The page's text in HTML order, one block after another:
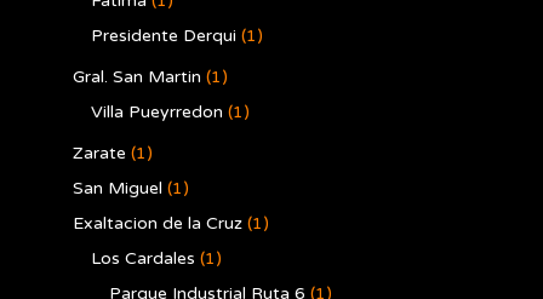
Presidente Derqui (1)
Gral. San Martin (1)
Villa Pueyrredon (1)
Zarate (1)
San Miguel (1)
Exaltacion de la Cruz (1)
Los Cardales (1)
Parque Industrial Ruta 6 (1)